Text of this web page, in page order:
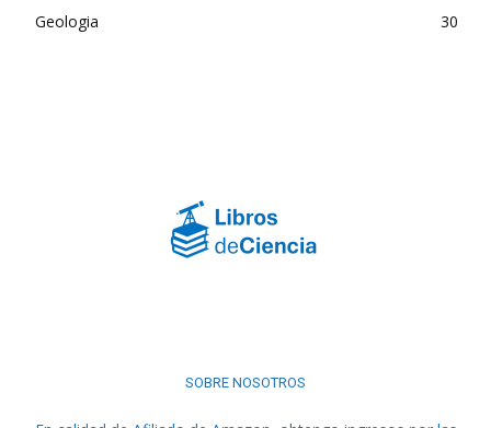
Geologia
30
SOBRE NOSOTROS